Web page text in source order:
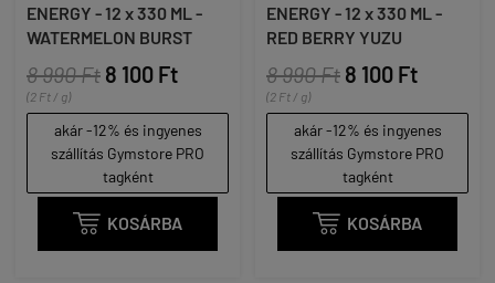
ENERGY - 12 x 330 ML -
WATERMELON BURST
8 990 Ft 8 100 Ft
(2 Ft / g)
akár -12% és ingyenes
szállítás Gymstore PRO
tagként
 KOSÁRBA
ENERGY - 12 x 330 ML -
RED BERRY YUZU
8 990 Ft 8 100 Ft
(2 Ft / g)
akár -12% és ingyenes
szállítás Gymstore PRO
tagként
 KOSÁRBA